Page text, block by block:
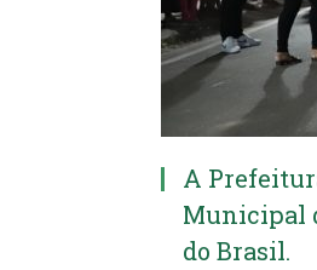
A
Municipal
do Brasil.